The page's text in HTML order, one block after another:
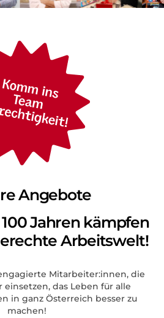
Jahren kämpfen
Arbeitswelt!
Angebote
Mitarbeiter:innen, die
das Leben für alle
in ganz Österreich besser zu
machen!